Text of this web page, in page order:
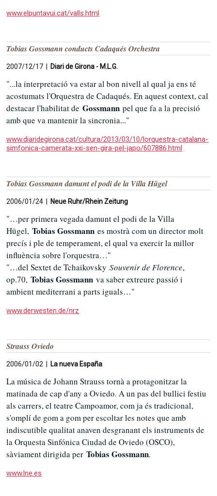
www.elpuntavui.cat/valls.html
Tobias Gossmann conducts Cadaqués Orchestra
2007/12/17 | Diari de Girona - M.L.G.
"...la interpretació va estar al bon nivell al qual ja ens té
acostumats l'Orquestra de Cadaqués. En aquest context, cal
destacar l'habilitat deGossmann pel que fa a la precisió
amb que va mantenir la sincronia..."
www.diaridegirona.cat/cultura/2013/03/10/lorquestra-catalana-
simfonica-camerata-xxi-sen-gira-pel-japo/607886.html
Tobias Gossmann damunt el podi de la Villa Hügel
2006/01/24 | Neue Ruhr/Rhein Zeitung
"…per primera vegada damunt el podi de la Villa
Hügel,Tobias Gossmann es mostrà com un director molt
precís i ple de temperament, el qual va exercir la millor
influència sobre l'orquestra…"
"…del Sextet de TchaikovskySouvenir de Florence,
op.70,Tobias Gossmann va saber extreure passió i
ambient mediterrani a parts iguals…"
www.derwesten.de/nrz
Strauss Oviedo
2006/01/02 | La nueva España
La música de Johann Strauss tornà a protagonitzar la
matinada de cap d'any a Oviedo. A un pas del bullici festiu
als carrers, el teatre Campoamor, com ja és tradicional,
s'omplí de gom a gom per escoltar les notes que amb
indiscutible qualitat anaven desgranant els instruments de
la Orquesta Sinfónica Ciudad de Oviedo (OSCO),
sàviament dirigida perTobias Gossmann.
www.lne.es